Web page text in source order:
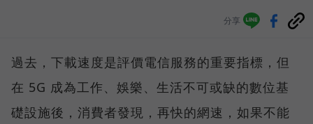
分享
過去，下載速度是評價電信服務的重要指標，但
在 5G 成為工作、娛樂、生活不可或缺的數位基
礎設施後，消費者發現，再快的網速，如果不能